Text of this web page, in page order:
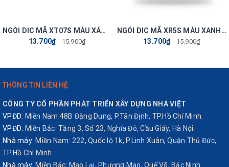
Kích thước sản phẩm (mm) 424x335
Số viên/m2
Trọng lượng trung
bình/viên(kg)
3.8+-0.1
Trọng lượng TB/m2(kg)
NGÓI DIC MÃ XT07S MÀU XÁM TRO-MẪU SẦN
13.700₫
15.900₫
NGÓI DIC MÃ XR5S MÀU XANH RÊU-MẪU SẦN
13.700₫
15.900₫
THÔNG TIN LIÊN HỆ
CÔNG TY CỔ PHẦN PHÁT TRIỂN XÂY DỰNG NHÀ VIỆT
VPĐD: Miền Nam:48B Đặng Dung, P.Tân Định, TP.Hồ Chí Minh.
VPĐD: Miền Bắc: Tầng 3, Số 23, Nghĩa Đô, Cầu Giấy, Hà Nội.
Nhà máy: Miền Nam: 222, Quốc lộ 1k, P.Linh Xuân, Quận Thủ Đức,
TP.Hồ Chí Minh
Nhà máy: Miền Bắc: Mao Lại, Phượng Mao, Quế Võ, Bắc Ninh